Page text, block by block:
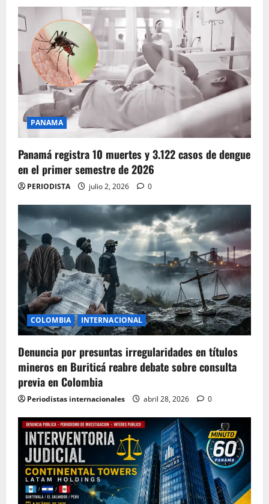
PANAMA
Panamá registra 10 muertes y 3.122 casos de dengue
en el primer semestre de 2026
PERIODISTA julio 2, 2026 0
COLOMBIA INTERNACIONAL
Denuncia por presuntas irregularidades en títulos
mineros en Buriticá reabre debate sobre consulta
previa en Colombia
Periodistas internacionales abril 28, 2026 0